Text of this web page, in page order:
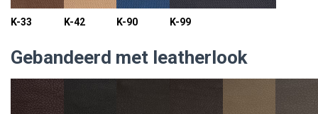
K-33 K-42 K-90 K-99
Gebandeerd met leatherlook